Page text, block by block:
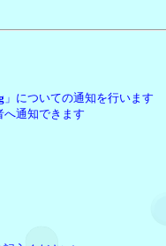
」についての通知を行います
へ通知できます